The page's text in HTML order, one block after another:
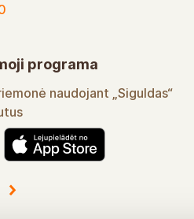
programa
naudojant „Siguldas“